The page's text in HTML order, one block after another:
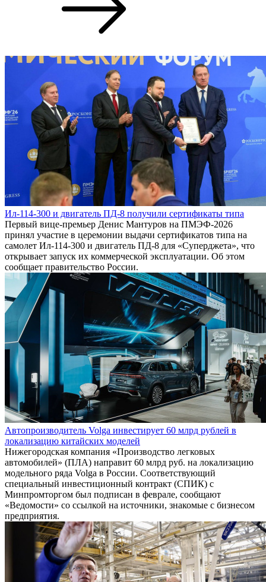
Ил-114-300 и двигатель ПД-8 получили сертификаты типа
Первый вице-премьер Денис Мантуров на ПМЭФ-2026
принял участие в церемонии выдачи сертификатов типа на
самолет Ил-114-300 и двигатель ПД-8 для «Суперджета», что
открывает запуск их коммерческой эксплуатации. Об этом
сообщает правительство России.
Автопроизводитель Volga инвестирует 60 млрд рублей в
локализацию китайских моделей
Нижегородская компания «Производство легковых
автомобилей» (ПЛА) направит 60 млрд руб. на локализацию
модельного ряда Volga в России. Соответствующий
специальный инвестиционный контракт (СПИК) с
Минпромторгом был подписан в феврале, сообщают
«Ведомости» со ссылкой на источники, знакомые с бизнесом
предприятия.